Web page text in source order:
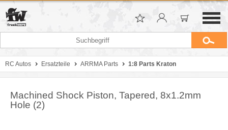
RC Autos Ersatzteile ARRMA Parts 1:8 Parts Kraton
Machined Shock Piston, Tapered, 8x1.2mm
Hole (2)